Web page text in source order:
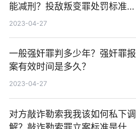
能减刑？投敌叛变罪处罚标准是
怎么规定的？
2023-04-27
一般强奸罪判多少年？强奸罪报
案有效时间是多久？
2023-04-27
对方敲诈勒索我我该如何私下调